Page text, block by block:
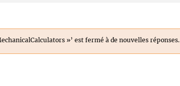
»’ est fermé à de nouvelles réponses.